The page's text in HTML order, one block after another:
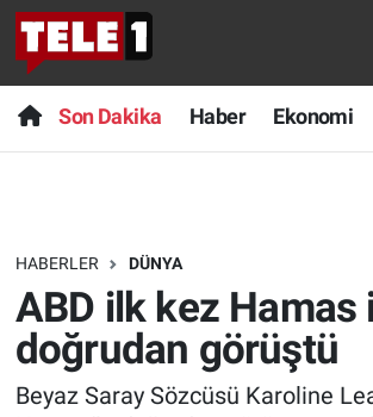
Son Dakika Haber Ekonomi
HABERLER DÜNYA
ABD ilk kez Hamas
doğrudan görüştü
Beyaz Saray Sözcüsü Karoline
Anında Manşet
Başka Sohbetler
Bilim turu
Bilim ve Teknoloji Evreni
Doğa Konuşuyor
Son Dakika
Haber
Dünya
Teknoloji
Sağlık
Nöbetçi Eczaneler
Hava Durumu
Trafik Durumu
Süper Lig Puan Durumu ve Fikstür
Tüm Manşetler